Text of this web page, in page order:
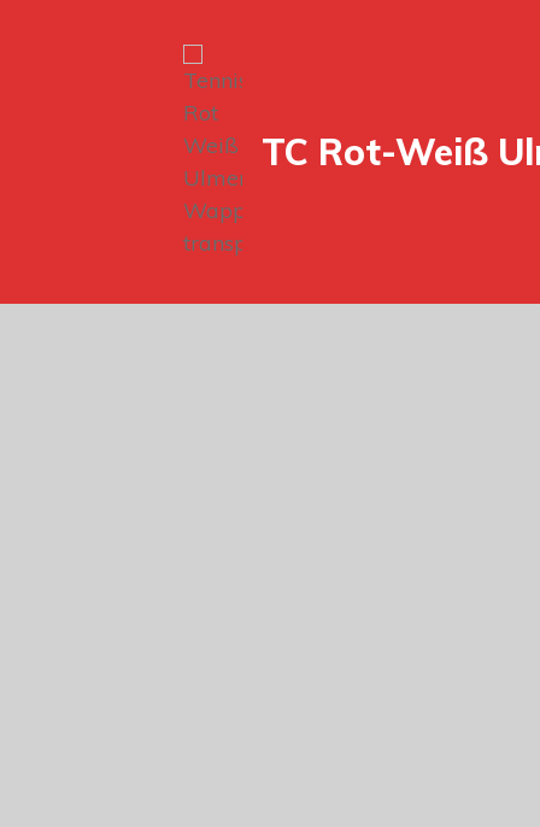
TC Rot-Weiß